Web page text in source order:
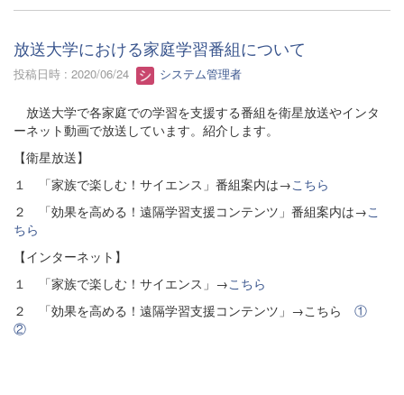
放送大学における家庭学習番組について
投稿日時 : 2020/06/24 システム管理者
放送大学で各家庭での学習を支援する番組を衛星放送やインタ
ーネット動画で放送しています。紹介します。
【衛星放送】
１ 「家族で楽しむ！サイエンス」番組案内は→こちら
２ 「効果を高める！遠隔学習支援コンテンツ」番組案内は→こ
ちら
【インターネット】
１ 「家族で楽しむ！サイエンス」→こちら
２ 「効果を高める！遠隔学習支援コンテンツ」→こちら ①
②